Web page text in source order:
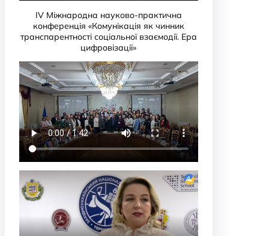
IV Міжнародна науково-практична
конференція «Комунікація як чинник
транспарентності соціальної взаємодії. Ера
цифровізації»